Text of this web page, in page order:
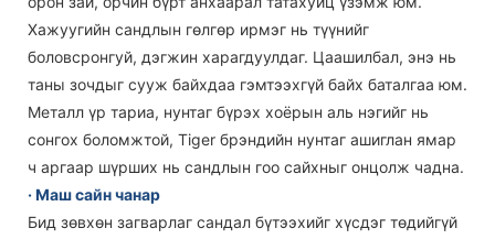
Хажуугийн сандлын гөлгөр ирмэг нь түүнийг
боловсронгуй, дэгжин харагдуулдаг. Цаашилбал, энэ нь
таны зочдыг сууж байхдаа гэмтээхгүй байх баталгаа юм.
Металл үр тариа, нунтаг бүрэх хоёрын аль нэгийг нь
сонгох боломжтой, Tiger брэндийн нунтаг ашиглан ямар
ч аргаар шүрших нь сандлын гоо сайхныг онцолж чадна.
· Маш сайн чанар
Бид зөвхөн загварлаг сандал бүтээхийг хүсдэг төдийгүй